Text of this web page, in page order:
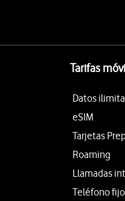
de Vodafone
Tarifas
Datos
eSIM
Tarjetas
Roaming
Llamadas
Teléfono fijo